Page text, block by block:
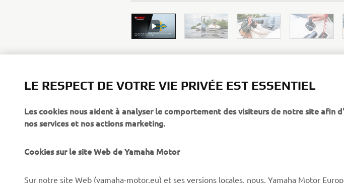
CORPORATE
Événements
PROS & B2B
secours
Professionnels
PLUS YAMAHA
Yamaha Racing (en)
LE RESPECT DE VOTRE VIE PRIVÉE EST ESSENTIEL
Les cookies nous aident à analyser le comportement des visiteurs de notre site afin
nos services et nos actions marketing.
Cookies sur le site Web de Yamaha Motor
Sur notre site Web (yamaha-motor.eu) et ses versions locales, nous, Yamaha Motor